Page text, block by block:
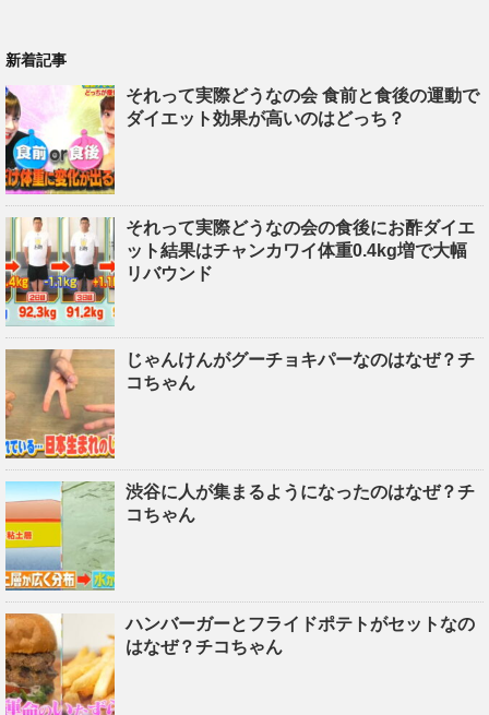
新着記事
それって実際どうなの会 食前と食後の運動で
ダイエット効果が高いのはどっち？
それって実際どうなの会の食後にお酢ダイエ
ット結果はチャンカワイ体重0.4kg増で大幅
リバウンド
じゃんけんがグーチョキパーなのはなぜ？チ
コちゃん
渋谷に人が集まるようになったのはなぜ？チ
コちゃん
ハンバーガーとフライドポテトがセットなの
はなぜ？チコちゃん